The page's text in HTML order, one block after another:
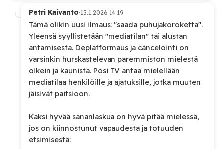
Petri Kaivanto·15.1.2026 14:19
Tämä olikin uusi ilmaus: "saada puhujakoroketta".
Yleensä syyllistetään "mediatilan" tai alustan
antamisesta. Deplatformaus ja cäncelöinti on
varsinkin hurskastelevan paremmiston mielestä
oikein ja kaunista. Posi TV antaa mielellään
mediatilaa henkilöille ja ajatuksille, jotka muuten
jäisivät paitsioon.
Kaksi hyvää sananlaskua on hyvä pitää mielessä,
jos on kiinnostunut vapaudesta ja totuuden
etsimisestä: